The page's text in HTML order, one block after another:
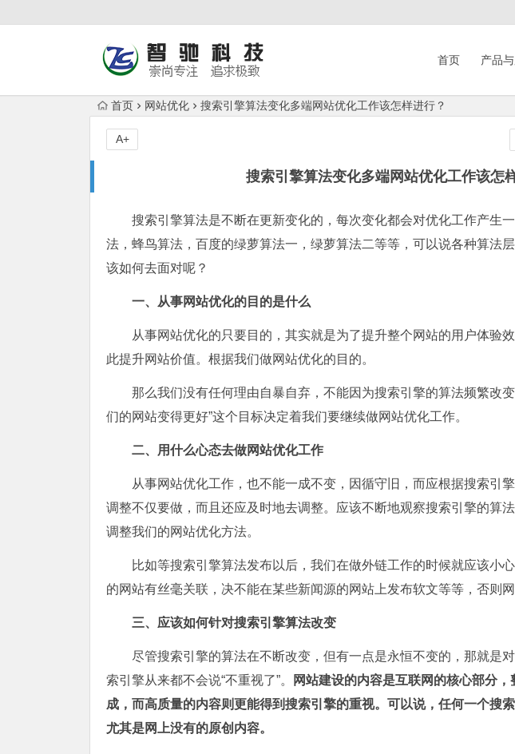
首页 产品
首页 网站优化 搜索引擎算法变化多端网站优化工作该怎样进行？
搜索引擎算法变化多端网站优化工作该怎
A+
搜索引擎算法是不断在更新变化的，每次变化都会对优化工作产生
法，蜂鸟算法，百度的绿萝算法一，绿萝算法二等等，可以说各种算法
该如何去面对呢？
一、从事网站优化的目的是什么
从事网站优化的只要目的，其实就是为了提升整个网站的用户体验
此提升网站价值。根据我们做网站优化的目的。
那么我们没有任何理由自暴自弃，不能因为搜索引擎的算法频繁改
们的网站变得更好”这个目标决定着我们要继续做网站优化工作。
二、用什么心态去做网站优化工作
从事网站优化工作，也不能一成不变，因循守旧，而应根据搜索引
调整不仅要做，而且还应及时地去调整。应该不断地观察搜索引擎的算
调整我们的网站优化方法。
比如等搜索引擎算法发布以后，我们在做外链工作的时候就应该小
的网站有丝毫关联，决不能在某些新闻源的网站上发布软文等等，否则
三、应该如何针对搜索引擎算法改变
尽管搜索引擎的算法在不断改变，但有一点是永恒不变的，那就是
索引擎从来都不会说“不重视了”。
网站建设的内容是互联网的核心部分
成，而高质量的内容则更能得到搜索引擎的重视。可以说，任何一个搜
尤其是网上没有的原创内容。